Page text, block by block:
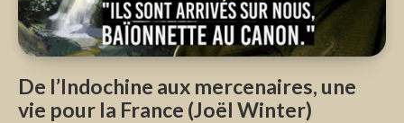
De l’Indochine aux mercenaires, une
vie pour la France (Joël Winter)